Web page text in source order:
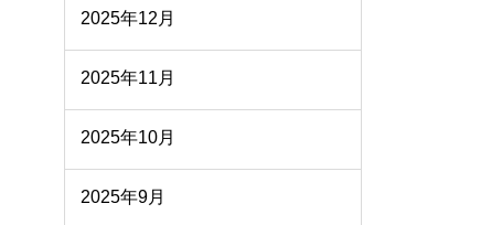
2025年12月
2025年11月
2025年10月
2025年9月